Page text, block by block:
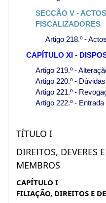
SECÇÃO V -
FISCALIZADORES
Artigo 218.º -
CAPÍTULO XI -
Artigo 219.º -
Artigo 220.º -
Artigo 221.º -
Artigo 222.º -
TÍTULO I
DIREITOS, DEVERES
MEMBROS
CAPÍTULO I
FILIAÇÃO, DIREITOS E